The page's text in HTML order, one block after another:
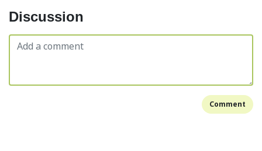
Discussion
Comment